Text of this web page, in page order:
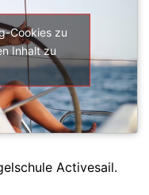
Cookies zu
Inhalt zu
Activesail.